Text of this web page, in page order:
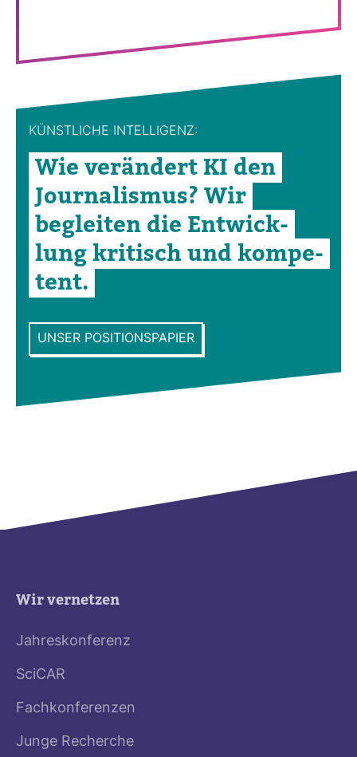
KÜNST­LICHE INTEL­LI­GENZ:
Wie ver­än­dert KI den
Jour­na­lismus? Wir
begleiten die Ent­wick­
lung kri­tisch und kom­pe­
tent.
UNSER POSITIONSPAPIER
Wir vernetzen
Jahreskonferenz
SciCAR
Fachkonferenzen
Junge Recherche